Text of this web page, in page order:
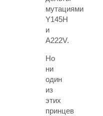
мутациями
Y145H
и
A222V.
Но
ни
один
из
этих
принцев